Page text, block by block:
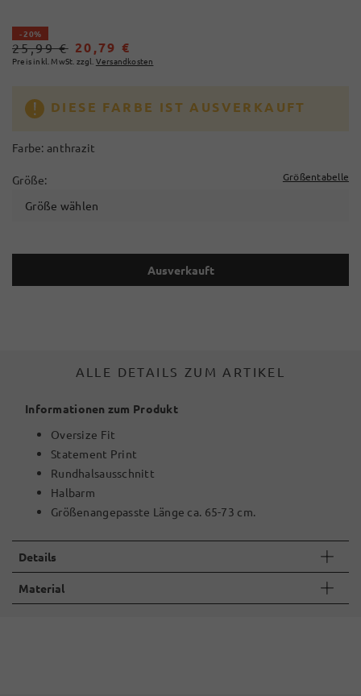
- 20%
25,99 € 20,79 €
Preis inkl. MwSt. zzgl. Versandkosten
DIESE FARBE IST AUSVERKAUFT
Farbe: anthrazit
Größe: Größentabelle
Größe wählen
Ausverkauft
ALLE DETAILS ZUM ARTIKEL
Informationen zum Produkt
Oversize Fit
Statement Print
Rundhalsausschnitt
Halbarm
Größenangepasste Länge ca. 65-73 cm.
Details
Material